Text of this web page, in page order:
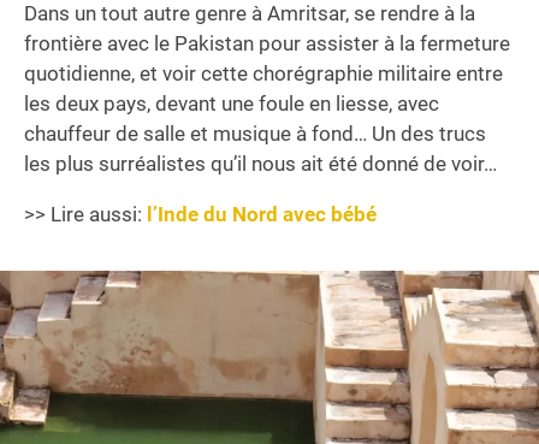
Dans un tout autre genre à Amritsar, se rendre à la
frontière avec le Pakistan pour assister à la fermeture
quotidienne, et voir cette chorégraphie militaire entre
les deux pays, devant une foule en liesse, avec
chauffeur de salle et musique à fond… Un des trucs
les plus surréalistes qu’il nous ait été donné de voir…
>> Lire aussi: l’Inde du Nord avec bébé